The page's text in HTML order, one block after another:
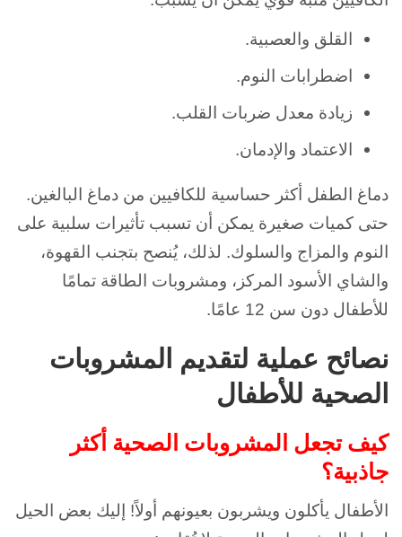
القلق والعصبية.
اضطرابات النوم.
زيادة معدل ضربات القلب.
الاعتماد والإدمان.
دماغ الطفل أكثر حساسية للكافيين من دماغ البالغين.
حتى كميات صغيرة يمكن أن تسبب تأثيرات سلبية على
النوم والمزاج والسلوك. لذلك، يُنصح بتجنب القهوة،
والشاي الأسود المركز، ومشروبات الطاقة تمامًا
للأطفال دون سن 12 عامًا.
نصائح عملية لتقديم المشروبات
الصحية للأطفال
كيف تجعل المشروبات الصحية أكثر
جاذبية؟
الأطفال يأكلون ويشربون بعيونهم أولاً! إليك بعض الحيل